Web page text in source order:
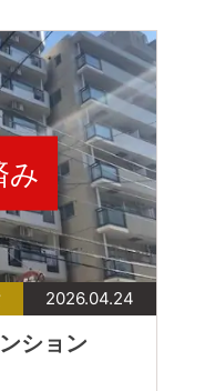
み
2026.04.24
ション